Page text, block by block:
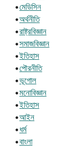
•মেডিসিন
•অর্থনীতি
•রাষ্ট্রবিজ্ঞান
•সমাজবিজ্ঞান
•ইতিহাস
•পৌরনীতি
•ভূগোল
•মনোবিজ্ঞান
•ইতিহাস
•আইন
•ধর্ম
•বাংলা